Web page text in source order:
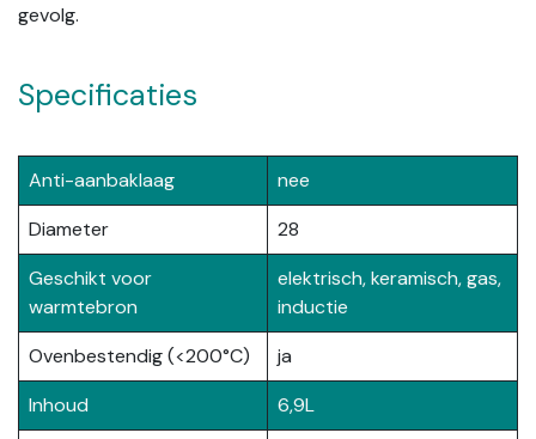
gevolg.
Specificaties
Anti-aanbaklaag
nee
Diameter
28
Geschikt voor
warmtebron
elektrisch, keramisch, gas,
inductie
Ovenbestendig (<200°C)
ja
Inhoud
6,9L